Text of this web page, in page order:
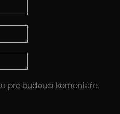
pro budoucí komentáře.